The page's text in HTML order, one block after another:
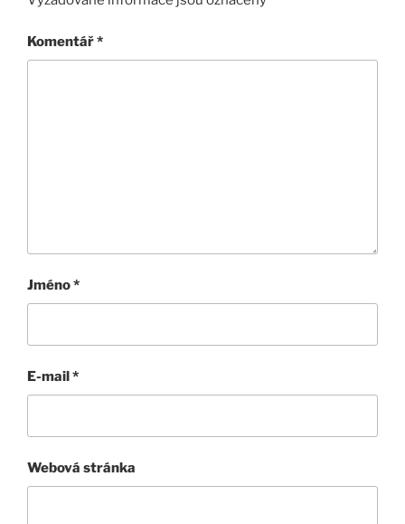
Komentář*
Jméno*
E-mail*
Webová stránka